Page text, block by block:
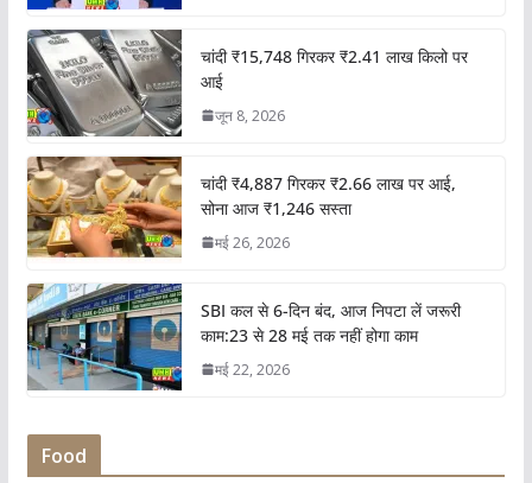
चांदी ₹15,748 गिरकर ₹2.41 लाख किलो पर
आई
जून 8, 2026
चांदी ₹4,887 गिरकर ₹2.66 लाख पर आई,
सोना आज ₹1,246 सस्ता
मई 26, 2026
SBI कल से 6-दिन बंद, आज निपटा लें जरूरी
काम:23 से 28 मई तक नहीं होगा काम
मई 22, 2026
Food